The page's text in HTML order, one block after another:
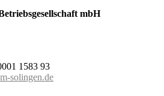
mbH
1583 93
solingen.de